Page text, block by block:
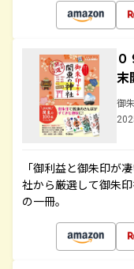
末
御
「御利益と御朱印が
社から厳選して御朱
の一冊。